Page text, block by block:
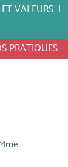
VALEURS
PRATIQUES